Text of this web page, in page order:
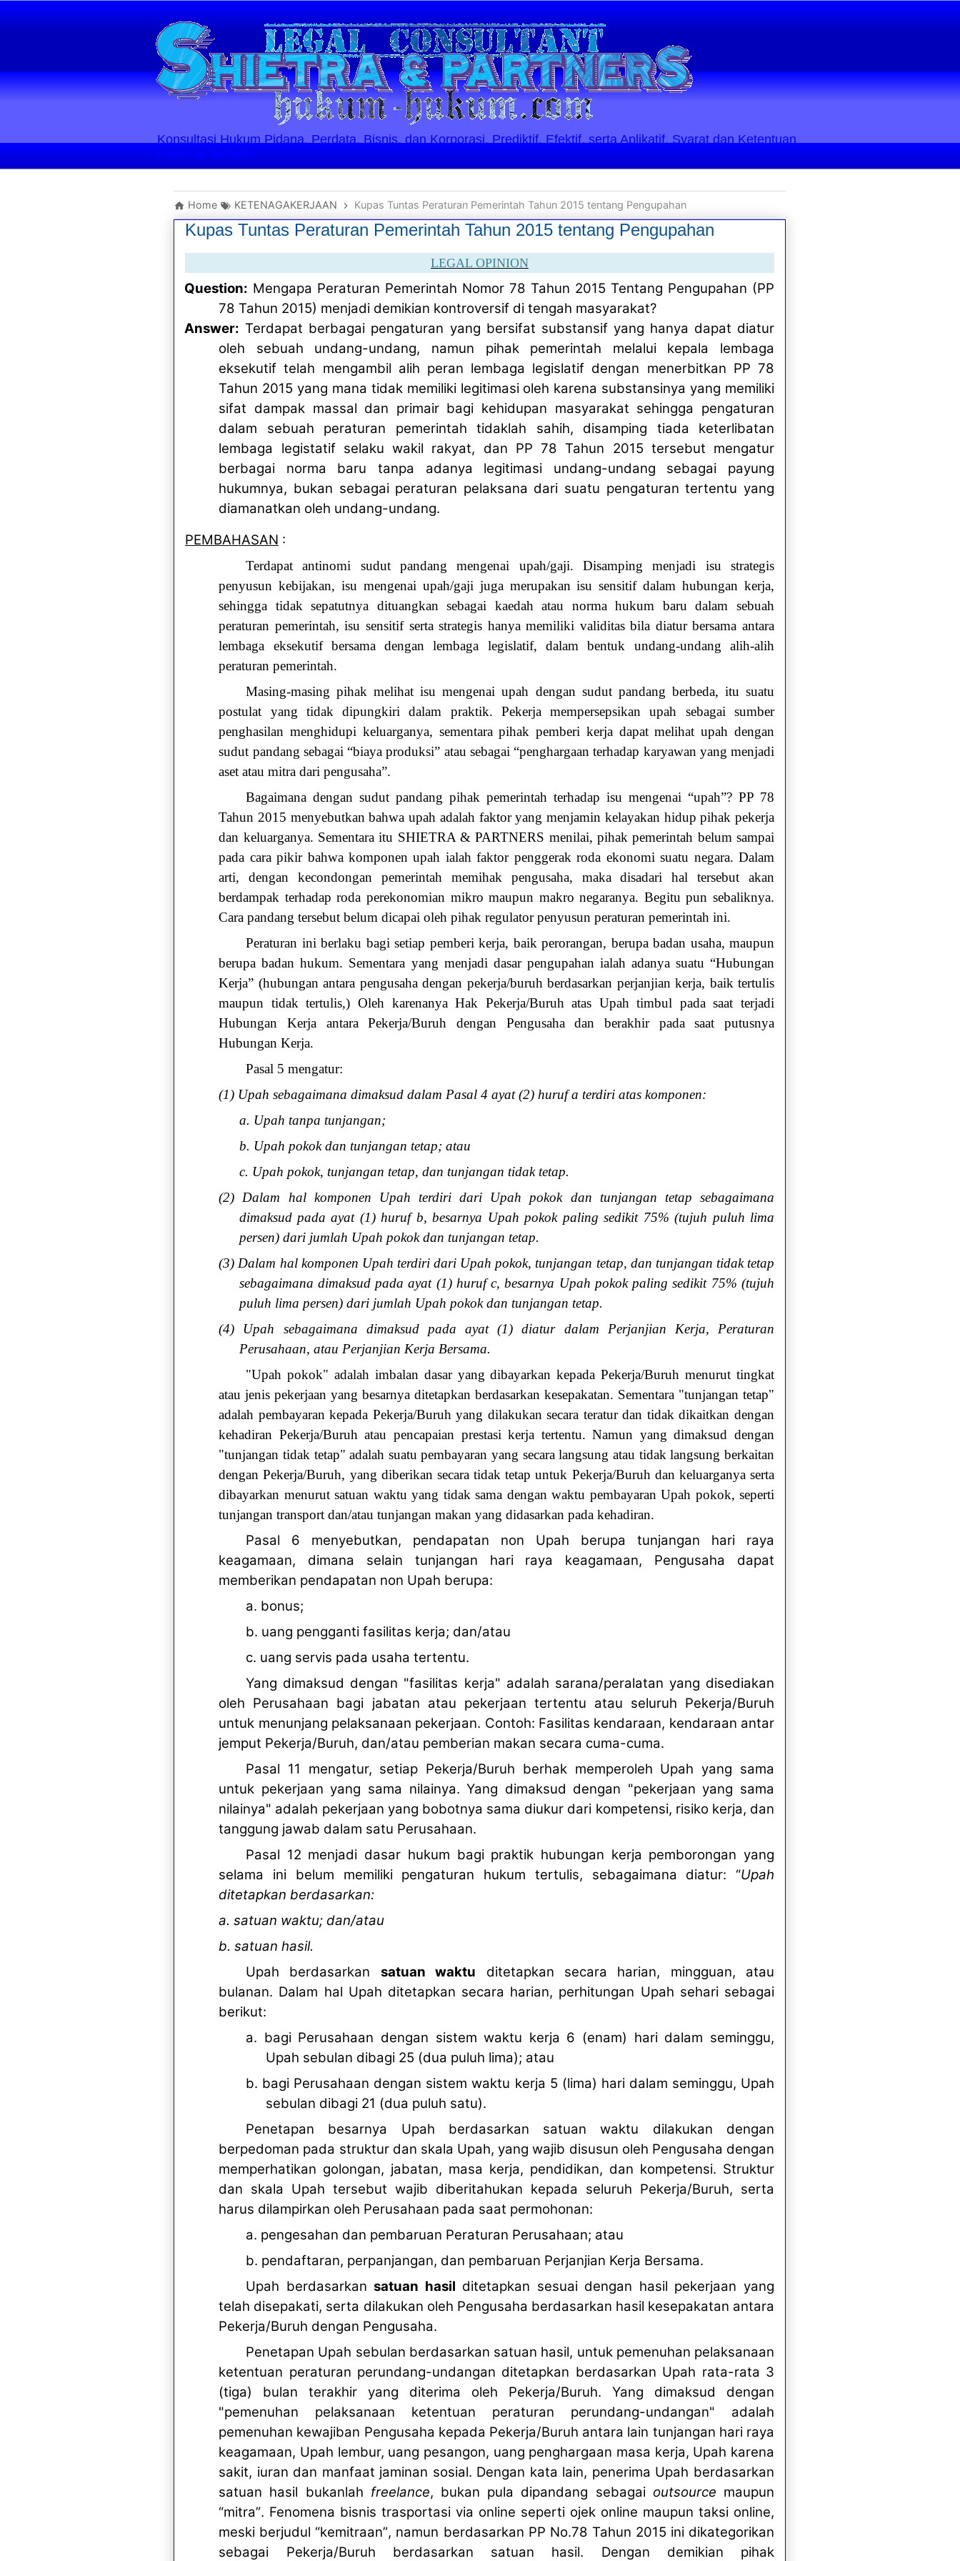
Konsultasi Hukum Pidana, Perdata, Bisnis, dan Korporasi. Prediktif, Efektif, serta Aplikatif. Syarat dan Ketentuan
Layanan Berlaku
Home KETENAGAKERJAAN Kupas Tuntas Peraturan Pemerintah Tahun 2015 tentang Pengupahan
Kupas Tuntas Peraturan Pemerintah Tahun 2015 tentang Pengupahan
LEGAL OPINION
Question: Mengapa Peraturan Pemerintah Nomor 78 Tahun 2015 Tentang Pengupahan (PP
78 Tahun 2015) menjadi demikian kontroversif di tengah masyarakat?
Answer: Terdapat berbagai pengaturan yang bersifat substansif yang hanya dapat diatur
oleh sebuah undang-undang, namun pihak pemerintah melalui kepala lembaga
eksekutif telah mengambil alih peran lembaga legislatif dengan menerbitkan PP 78
Tahun 2015 yang mana tidak memiliki legitimasi oleh karena substansinya yang memiliki
sifat dampak massal dan primair bagi kehidupan masyarakat sehingga pengaturan
dalam sebuah peraturan pemerintah tidaklah sahih, disamping tiada keterlibatan
lembaga legistatif selaku wakil rakyat, dan PP 78 Tahun 2015 tersebut mengatur
berbagai norma baru tanpa adanya legitimasi undang-undang sebagai payung
hukumnya, bukan sebagai peraturan pelaksana dari suatu pengaturan tertentu yang
diamanatkan oleh undang-undang.
PEMBAHASAN :
Terdapat antinomi sudut pandang mengenai upah/gaji. Disamping menjadi isu strategis
penyusun kebijakan, isu mengenai upah/gaji juga merupakan isu sensitif dalam hubungan kerja,
sehingga tidak sepatutnya dituangkan sebagai kaedah atau norma hukum baru dalam sebuah
peraturan pemerintah, isu sensitif serta strategis hanya memiliki validitas bila diatur bersama antara
lembaga eksekutif bersama dengan lembaga legislatif, dalam bentuk undang-undang alih-alih
peraturan pemerintah.
Masing-masing pihak melihat isu mengenai upah dengan sudut pandang berbeda, itu suatu
postulat yang tidak dipungkiri dalam praktik. Pekerja mempersepsikan upah sebagai sumber
penghasilan menghidupi keluarganya, sementara pihak pemberi kerja dapat melihat upah dengan
sudut pandang sebagai “biaya produksi” atau sebagai “penghargaan terhadap karyawan yang menjadi
aset atau mitra dari pengusaha”.
Bagaimana dengan sudut pandang pihak pemerintah terhadap isu mengenai “upah”? PP 78
Tahun 2015 menyebutkan bahwa upah adalah faktor yang menjamin kelayakan hidup pihak pekerja
dan keluarganya. Sementara itu SHIETRA & PARTNERS menilai, pihak pemerintah belum sampai
pada cara pikir bahwa komponen upah ialah faktor penggerak roda ekonomi suatu negara. Dalam
arti, dengan kecondongan pemerintah memihak pengusaha, maka disadari hal tersebut akan
berdampak terhadap roda perekonomian mikro maupun makro negaranya. Begitu pun sebaliknya.
Cara pandang tersebut belum dicapai oleh pihak regulator penyusun peraturan pemerintah ini.
Peraturan ini berlaku bagi setiap pemberi kerja, baik perorangan, berupa badan usaha, maupun
berupa badan hukum. Sementara yang menjadi dasar pengupahan ialah adanya suatu “Hubungan
Kerja” (hubungan antara pengusaha dengan pekerja/buruh berdasarkan perjanjian kerja, baik tertulis
maupun tidak tertulis,) Oleh karenanya Hak Pekerja/Buruh atas Upah timbul pada saat terjadi
Hubungan Kerja antara Pekerja/Buruh dengan Pengusaha dan berakhir pada saat putusnya
Hubungan Kerja.
Pasal 5 mengatur:
(1) Upah sebagaimana dimaksud dalam Pasal 4 ayat (2) huruf a terdiri atas komponen:
a. Upah tanpa tunjangan;
b. Upah pokok dan tunjangan tetap; atau
c. Upah pokok, tunjangan tetap, dan tunjangan tidak tetap.
(2) Dalam hal komponen Upah terdiri dari Upah pokok dan tunjangan tetap sebagaimana
dimaksud pada ayat (1) huruf b, besarnya Upah pokok paling sedikit 75% (tujuh puluh lima
persen) dari jumlah Upah pokok dan tunjangan tetap.
(3) Dalam hal komponen Upah terdiri dari Upah pokok, tunjangan tetap, dan tunjangan tidak tetap
sebagaimana dimaksud pada ayat (1) huruf c, besarnya Upah pokok paling sedikit 75% (tujuh
puluh lima persen) dari jumlah Upah pokok dan tunjangan tetap.
(4) Upah sebagaimana dimaksud pada ayat (1) diatur dalam Perjanjian Kerja, Peraturan
Perusahaan, atau Perjanjian Kerja Bersama.
"Upah pokok" adalah imbalan dasar yang dibayarkan kepada Pekerja/Buruh menurut tingkat
atau jenis pekerjaan yang besarnya ditetapkan berdasarkan kesepakatan. Sementara "tunjangan tetap"
adalah pembayaran kepada Pekerja/Buruh yang dilakukan secara teratur dan tidak dikaitkan dengan
kehadiran Pekerja/Buruh atau pencapaian prestasi kerja tertentu. Namun yang dimaksud dengan
"tunjangan tidak tetap" adalah suatu pembayaran yang secara langsung atau tidak langsung berkaitan
dengan Pekerja/Buruh, yang diberikan secara tidak tetap untuk Pekerja/Buruh dan keluarganya serta
dibayarkan menurut satuan waktu yang tidak sama dengan waktu pembayaran Upah pokok, seperti
tunjangan transport dan/atau tunjangan makan yang didasarkan pada kehadiran.
Pasal 6 menyebutkan, pendapatan non Upah berupa tunjangan hari raya
keagamaan, dimana selain tunjangan hari raya keagamaan, Pengusaha dapat
memberikan pendapatan non Upah berupa:
a. bonus;
b. uang pengganti fasilitas kerja; dan/atau
c. uang servis pada usaha tertentu.
Yang dimaksud dengan "fasilitas kerja" adalah sarana/peralatan yang disediakan
oleh Perusahaan bagi jabatan atau pekerjaan tertentu atau seluruh Pekerja/Buruh
untuk menunjang pelaksanaan pekerjaan. Contoh: Fasilitas kendaraan, kendaraan antar
jemput Pekerja/Buruh, dan/atau pemberian makan secara cuma-cuma.
Pasal 11 mengatur, setiap Pekerja/Buruh berhak memperoleh Upah yang sama
untuk pekerjaan yang sama nilainya. Yang dimaksud dengan "pekerjaan yang sama
nilainya" adalah pekerjaan yang bobotnya sama diukur dari kompetensi, risiko kerja, dan
tanggung jawab dalam satu Perusahaan.
Pasal 12 menjadi dasar hukum bagi praktik hubungan kerja pemborongan yang
selama ini belum memiliki pengaturan hukum tertulis, sebagaimana diatur: “Upah
ditetapkan berdasarkan:
a. satuan waktu; dan/atau
b. satuan hasil.
Upah berdasarkan satuan waktu ditetapkan secara harian, mingguan, atau
bulanan. Dalam hal Upah ditetapkan secara harian, perhitungan Upah sehari sebagai
berikut:
a. bagi Perusahaan dengan sistem waktu kerja 6 (enam) hari dalam seminggu,
Upah sebulan dibagi 25 (dua puluh lima); atau
b. bagi Perusahaan dengan sistem waktu kerja 5 (lima) hari dalam seminggu, Upah
sebulan dibagi 21 (dua puluh satu).
Penetapan besarnya Upah berdasarkan satuan waktu dilakukan dengan
berpedoman pada struktur dan skala Upah, yang wajib disusun oleh Pengusaha dengan
memperhatikan golongan, jabatan, masa kerja, pendidikan, dan kompetensi. Struktur
dan skala Upah tersebut wajib diberitahukan kepada seluruh Pekerja/Buruh, serta
harus dilampirkan oleh Perusahaan pada saat permohonan:
a. pengesahan dan pembaruan Peraturan Perusahaan; atau
b. pendaftaran, perpanjangan, dan pembaruan Perjanjian Kerja Bersama.
Upah berdasarkansatuan hasil ditetapkan sesuai dengan hasil pekerjaan yang
telah disepakati, serta dilakukan oleh Pengusaha berdasarkan hasil kesepakatan antara
Pekerja/Buruh dengan Pengusaha.
Penetapan Upah sebulan berdasarkan satuan hasil, untuk pemenuhan pelaksanaan
ketentuan peraturan perundang-undangan ditetapkan berdasarkan Upah rata-rata 3
(tiga) bulan terakhir yang diterima oleh Pekerja/Buruh. Yang dimaksud dengan
"pemenuhan pelaksanaan ketentuan peraturan perundang-undangan" adalah
pemenuhan kewajiban Pengusaha kepada Pekerja/Buruh antara lain tunjangan hari raya
keagamaan, Upah lembur, uang pesangon, uang penghargaan masa kerja, Upah karena
sakit, iuran dan manfaat jaminan sosial. Dengan kata lain, penerima Upah berdasarkan
satuan hasil bukanlah freelance, bukan pula dipandang sebagai outsource maupun
“mitra”. Fenomena bisnis trasportasi via online seperti ojek online maupun taksi online,
meski berjudul “kemitraan”, namun berdasarkan PP No.78 Tahun 2015 ini dikategorikan
sebagai Pekerja/Buruh berdasarkan satuan hasil. Dengan demikian pihak